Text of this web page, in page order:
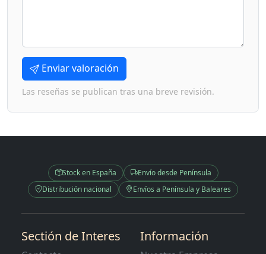
Enviar valoración
Las reseñas se publican tras una breve revisión.
Stock en España
Envío desde Península
Distribución nacional
Envíos a Península y Baleares
Sectión de Interes Información